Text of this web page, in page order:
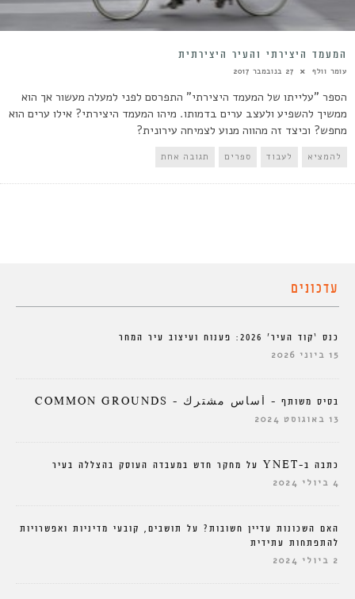
המעמד היצירתי והעיר היצירתית
עומר וולף 27 בנובמבר 2017
הספר "עלייתו של המעמד היצירתי" התפרסם לפני למעלה מעשור אך הוא
ממשיך להשפיע ולעצב ערים בדמותו. מיהו המעמד היצירתי? אילו ערים הוא
מחפש? וכיצד זה מהווה מנוע לצמיחה עירונית?
להמציא לעבוד ספרים תגובה אחת
עדכונים
כנס ‘קוד העיר’ 2026: פענוח ועיצוב עיר המחר
15 ביוני 2026
בסיס משותף – أساس مشترك – COMMON GROUNDS
13 באוגוסט 2024
כתבה ב-YNET על מחקר חדש במעבדה העוסק בהצללה בעיר
4 ביולי 2024
האם השכונות עדיין חשובות? על תושבים, קובעי מדיניות ואפשרויות
להתפתחות עתידית
2 ביולי 2024